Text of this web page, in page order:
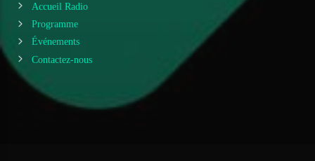
Accueil Radio
Programme
Événements
Contactez-nous